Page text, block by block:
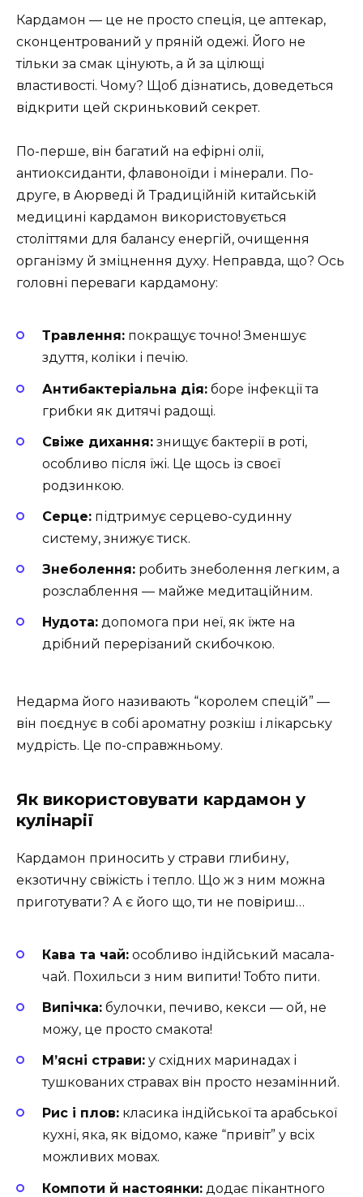
Кардамон — це не просто спеція, це аптекар,
сконцентрований у пряній одежі. Його не
тільки за смак цінують, а й за цілющі
властивості. Чому? Щоб дізнатись, доведеться
відкрити цей скриньковий секрет.
По-перше, він багатий на ефірні олії,
антиоксиданти, флавоноїди і мінерали. По-
друге, в Аюрведі й Традиційній китайській
медицині кардамон використовується
століттями для балансу енергій, очищення
організму й зміцнення духу. Неправда, що? Ось
головні переваги кардамону:
Травлення: покращує точно! Зменшує
здуття, коліки і печію.
Антибактеріальна дія: боре інфекції та
грибки як дитячі радощі.
Свіже дихання: знищує бактерії в роті,
особливо після їжі. Це щось із своєї
родзинкою.
Серце: підтримує серцево-судинну
систему, знижує тиск.
Знеболення: робить знеболення легким, а
розслаблення — майже медитаційним.
Нудота: допомога при неї, як їжте на
дрібний перерізаний скибочкою.
Недарма його називають “королем спецій” —
він поєднує в собі ароматну розкіш і лікарську
мудрість. Це по-справжньому.
Як використовувати кардамон у
кулінарії
Кардамон приносить у страви глибину,
екзотичну свіжість і тепло. Що ж з ним можна
приготувати? А є його що, ти не повіриш…
Кава та чай: особливо індійський масала-
чай. Похильси з ним випити! Тобто пити.
Випічка: булочки, печиво, кекси — ой, не
можу, це просто смакота!
М’ясні страви: у східних маринадах і
тушкованих стравах він просто незамінний.
Рис і плов: класика індійської та арабської
кухні, яка, як відомо, каже “привіт” у всіх
можливих мовах.
Компоти й настоянки: додає пікантного